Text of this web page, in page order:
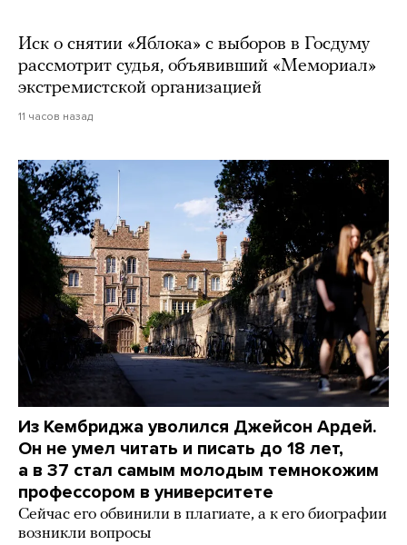
Иск о снятии «Яблока» с выборов в Госдуму
рассмотрит судья, объявивший «Мемориал»
экстремистской организацией
11 часов назад
Из Кембриджа уволился Джейсон Ардей.
Он не умел читать и писать до 18 лет,
а в 37 стал самым молодым темнокожим
профессором в университете
Сейчас его обвинили в плагиате, а к его биографии
возникли вопросы